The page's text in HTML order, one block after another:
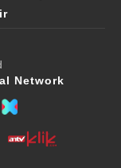
Network